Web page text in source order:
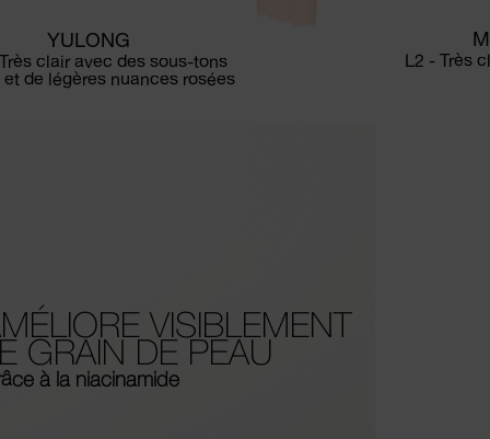
YULONG
clair avec des sous-tons
et de légères nuances rosées
L2 - Très
VISIBLEMENT
GRAIN DE PEAU
à la niacinamide